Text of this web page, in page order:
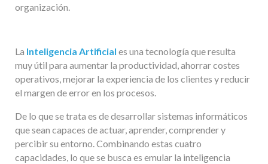
organización.
La Inteligencia Artificial es una tecnología que resulta
muy útil para aumentar la productividad, ahorrar costes
operativos, mejorar la experiencia de los clientes y reducir
el margen de error en los procesos.
De lo que se trata es de desarrollar sistemas informáticos
que sean capaces de actuar, aprender, comprender y
percibir su entorno. Combinando estas cuatro
capacidades, lo que se busca es emular la inteligencia